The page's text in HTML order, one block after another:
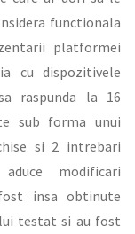
functionala
platformei
cu dispozitivele
raspunda la 16
sub forma unui
si 2 intrebari
modificari
insa obtinute
testat si au fost